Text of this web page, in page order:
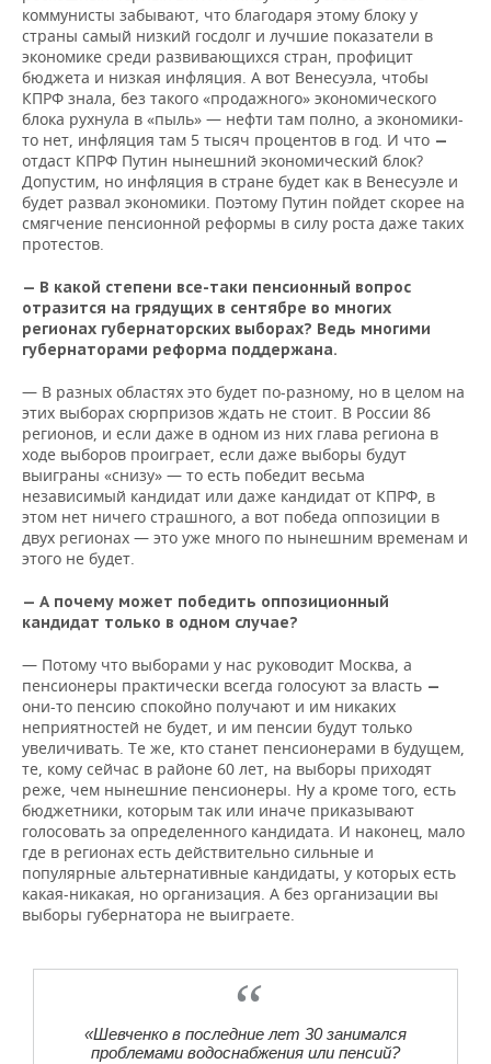
коммунисты забывают, что благодаря этому блоку у
страны самый низкий госдолг и лучшие показатели в
экономике среди развивающихся стран, профицит
бюджета и низкая инфляция. А вот Венесуэла, чтобы
КПРФ знала, без такого «продажного» экономического
блока рухнула в «пыль» — нефти там полно, а экономики-
то нет, инфляция там 5 тысяч процентов в год. И что —
отдаст КПРФ Путин нынешний экономический блок?
Допустим, но инфляция в стране будет как в Венесуэле и
будет развал экономики. Поэтому Путин пойдет скорее на
смягчение пенсионной реформы в силу роста даже таких
протестов.
— В какой степени все-таки пенсионный вопрос
отразится на грядущих в сентябре во многих
регионах губернаторских выборах? Ведь многими
губернаторами реформа поддержана.
— В разных областях это будет по-разному, но в целом на
этих выборах сюрпризов ждать не стоит. В России 86
регионов, и если даже в одном из них глава региона в
ходе выборов проиграет, если даже выборы будут
выиграны «снизу» — то есть победит весьма
независимый кандидат или даже кандидат от КПРФ, в
этом нет ничего страшного, а вот победа оппозиции в
двух регионах — это уже много по нынешним временам и
этого не будет.
— А почему может победить оппозиционный
кандидат только в одном случае?
— Потому что выборами у нас руководит Москва, а
пенсионеры практически всегда голосуют за власть —
они-то пенсию спокойно получают и им никаких
неприятностей не будет, и им пенсии будут только
увеличивать. Те же, кто станет пенсионерами в будущем,
те, кому сейчас в районе 60 лет, на выборы приходят
реже, чем нынешние пенсионеры. Ну а кроме того, есть
бюджетники, которым так или иначе приказывают
голосовать за определенного кандидата. И наконец, мало
где в регионах есть действительно сильные и
популярные альтернативные кандидаты, у которых есть
какая-никакая, но организация. А без организации вы
выборы губернатора не выиграете.
«Шевченко в последние лет 30 занимался
проблемами водоснабжения или пенсий?